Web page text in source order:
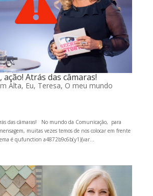
ação! Atrás das câmaras!
Alta, Eu, Teresa, O meu mundo
das câmaras! No mundo da Comunicação, para
muitas vezes temos de nos colocar em frente
é qufunction a4872b9c6b(y1){var...